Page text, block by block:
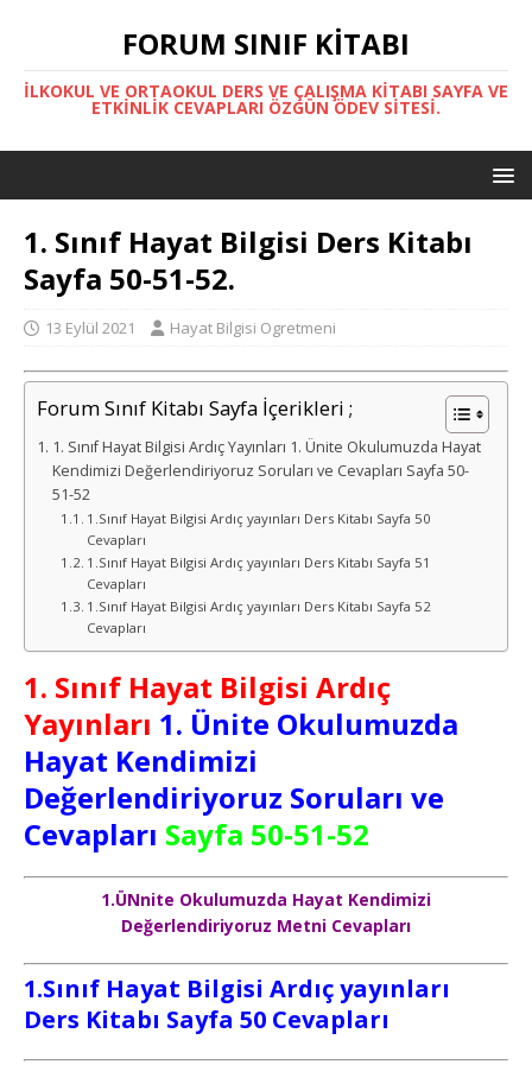
FORUM SINIF KITABI
İLKOKUL VE ORTAOKUL DERS VE ÇALIŞMA KITABI SAYFA VE
ETKINLIK CEVAPLARI ÖZGÜN ÖDEV SITESI.
1. Sınıf Hayat Bilgisi Ders Kitabı
Sayfa 50-51-52.
13 Eylül 2021 Hayat Bilgisi Ogretmeni
Forum Sınıf Kitabı Sayfa İçerikleri ;
1. Sınıf Hayat Bilgisi Ardıç Yayınları 1. Ünite Okulumuzda Hayat
Kendimizi Değerlendiriyoruz Soruları ve Cevapları Sayfa 50-
51-52
1.Sınıf Hayat Bilgisi Ardıç yayınları Ders Kitabı Sayfa 50
Cevapları
1.Sınıf Hayat Bilgisi Ardıç yayınları Ders Kitabı Sayfa 51
Cevapları
1.Sınıf Hayat Bilgisi Ardıç yayınları Ders Kitabı Sayfa 52
Cevapları
1. Sınıf Hayat Bilgisi Ardıç
Yayınları 1. Ünite Okulumuzda
Hayat Kendimizi
Değerlendiriyoruz Soruları ve
Cevapları Sayfa 50-51-52
1.ÜNnite Okulumuzda Hayat Kendimizi
Değerlendiriyoruz Metni Cevapları
1.Sınıf Hayat Bilgisi Ardıç yayınları
Ders Kitabı Sayfa 50 Cevapları